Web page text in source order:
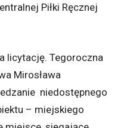
Piłki Ręcznej
licytację. Tegoroczna
Mirosława
niedostępnego
– miejskiego